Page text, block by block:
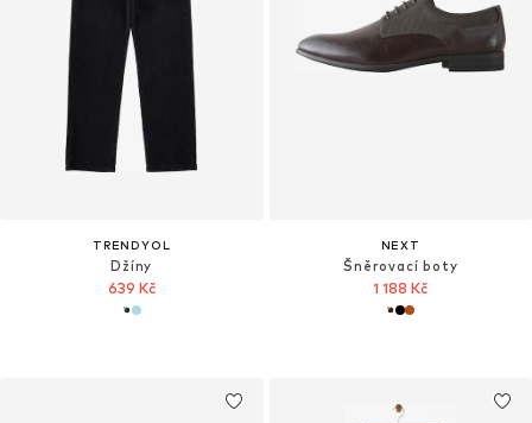
TRENDYOL
Džíny
639 Kč
NEXT
Šněrovací boty
1 188 Kč